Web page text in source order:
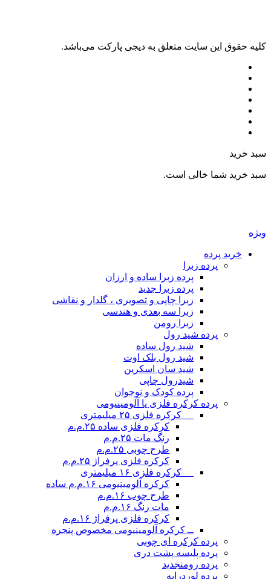
حقوق اين سايت متعلق به دیجی پارکت می‌باشد.
خرید
خرید شما خالی است.
خرید پرده
پرده زبرا
پرده زبرا ساده و ارزان
پرده زبرا جدید
زبرا چاپی و تصویری ، گلدار و نقاشی
زبرا سه بعدی و هندسی
زبرا رومن
پرده شید رول
شید رول ساده
شید رول بلک اوت
شید سان اسکرین
شیدرول چاپی
پرده کودک و نوجوان
پرده کرکره فلزی یا آلومینیومی
__ کرکره فلزی ۲۵ میلیمتری
کرکره فلزی ساده ۲۵.م.م
رنگ مات ۲۵.م.م
طرح چوبی ۲۵.م.م
کرکره فلزی پرفراژ ۲۵.م.م
__ کرکره فلزی ۱۶ میلیمتری
کرکره آلومینیومی ۱۶.م.م ساده
طرح چوب ۱۶.م.م
مات رنگ ۱۶.م.م
کرکره فلزی پرفراژ ۱۶.م.م
ــ کرکره آلومینیومی مخصوص پنجره
پرده کرکره ای چوبی
پرده پلیسه پشت دری
پرده رومنجدید
پرده لوردراپه